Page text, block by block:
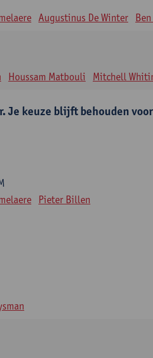
Augustinus De Winter
Houssam Matbouli Mitchell
Je keuze blijft behouden
Pieter Billen